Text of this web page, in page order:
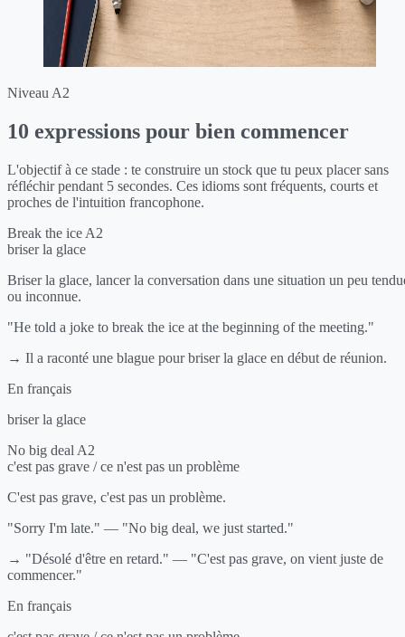
Niveau A2
10 expressions pour bien commencer
L'objectif à ce stade : te construire un stock que tu peux placer sans
réfléchir pendant 5 secondes. Ces idioms sont fréquents, courts et
proches de l'intuition francophone.
Break the ice A2
briser la glace
Briser la glace, lancer la conversation dans une situation un peu
ou inconnue.
"He told a joke to break the ice at the beginning of the meeting."
→ Il a raconté une blague pour briser la glace en début de réunion.
En français
briser la glace
No big deal A2
c'est pas grave / ce n'est pas un problème
C'est pas grave, c'est pas un problème.
"Sorry I'm late." — "No big deal, we just started."
→ "Désolé d'être en retard." — "C'est pas grave, on vient juste de
commencer."
En français